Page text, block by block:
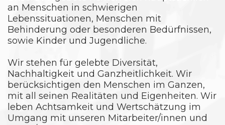
an Menschen in schwierigen
Lebenssituationen, Menschen mit
Behinderung oder besonderen Bedürfnissen,
sowie Kinder und Jugendliche.
Wir stehen für gelebte Diversität,
Nachhaltigkeit und Ganzheitlichkeit. Wir
berücksichtigen den Menschen im Ganzen,
mit all seinen Realitäten und Eigenheiten. Wir
leben Achtsamkeit und Wertschätzung im
Umgang mit unseren Mitarbeiter/innen und